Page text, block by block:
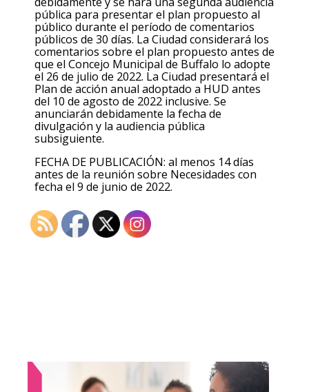
pública para presentar el plan propuesto al
público durante el período de comentarios
públicos de 30 días. La Ciudad considerará los
comentarios sobre el plan propuesto antes de
que el Concejo Municipal de Buffalo lo adopte
el 26 de julio de 2022. La Ciudad presentará el
Plan de acción anual adoptado a HUD antes
del 10 de agosto de 2022 inclusive. Se
anunciarán debidamente la fecha de
divulgación y la audiencia pública
subsiguiente.
FECHA DE PUBLICACIÓN: al menos 14 días
antes de la reunión sobre Necesidades con
fecha el 9 de junio de 2022.